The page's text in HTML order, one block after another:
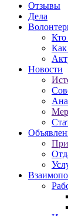
Отзывы
Дела
Кто
Как
Новости